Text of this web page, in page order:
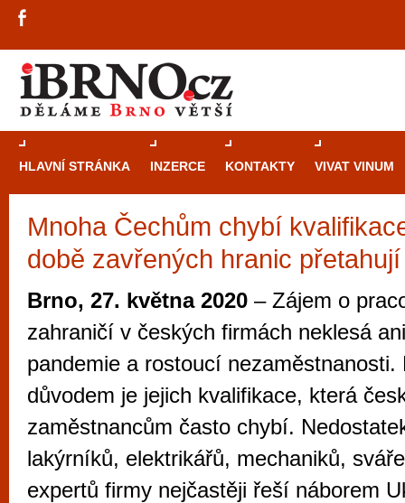
HLAVNÍ STRÁNKA INZERCE KONTAKTY VIVAT VINUM
Mnoha Čechům chybí
době zavřených hranic
Brno, 27. května 2020 – Zájem o
zahraničí v českých firmách neklesá
pandemie a rostoucí nezaměstnanosti.
důvodem je jejich kvalifikace, která
zaměstnancům často chybí.
lakýrníků, elektrikářů, mechaniků,
expertů firmy nejčastěji řeší náborem
Průvodce
Brně: Od
Brno je
zajímavé
restaurace,
Mimo jiné je ale také místem, kde si
vyzkoušet různé kasinové hry. V
metropoli naleznete širokou nabídku her
po moderní automaty jak pro pravidelné
příležitostné hráče. V...